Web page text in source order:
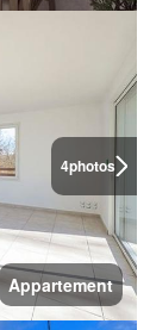
4photos
Appartement